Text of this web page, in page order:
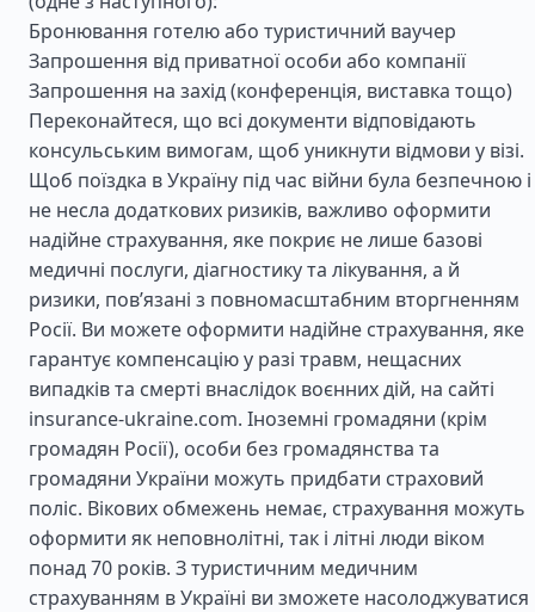
Бронювання готелю або туристичний ваучер
Запрошення від приватної особи або компанії
Запрошення на захід (конференція, виставка тощо)
Переконайтеся, що всі документи відповідають
консульським вимогам, щоб уникнути відмови у візі.
Щоб поїздка в Україну під час війни була безпечною і
не несла додаткових ризиків, важливо оформити
надійне страхування, яке покриє не лише базові
медичні послуги, діагностику та лікування, а й
ризики, пов’язані з повномасштабним вторгненням
Росії. Ви можете оформити надійне страхування, яке
гарантує компенсацію у разі травм, нещасних
випадків та смерті внаслідок воєнних дій, на сайті
insurance-ukraine.com. Іноземні громадяни (крім
громадян Росії), особи без громадянства та
громадяни України можуть придбати страховий
поліс. Вікових обмежень немає, страхування можуть
оформити як неповнолітні, так і літні люди віком
понад 70 років. З туристичним медичним
страхуванням в Україні ви зможете насолоджуватися